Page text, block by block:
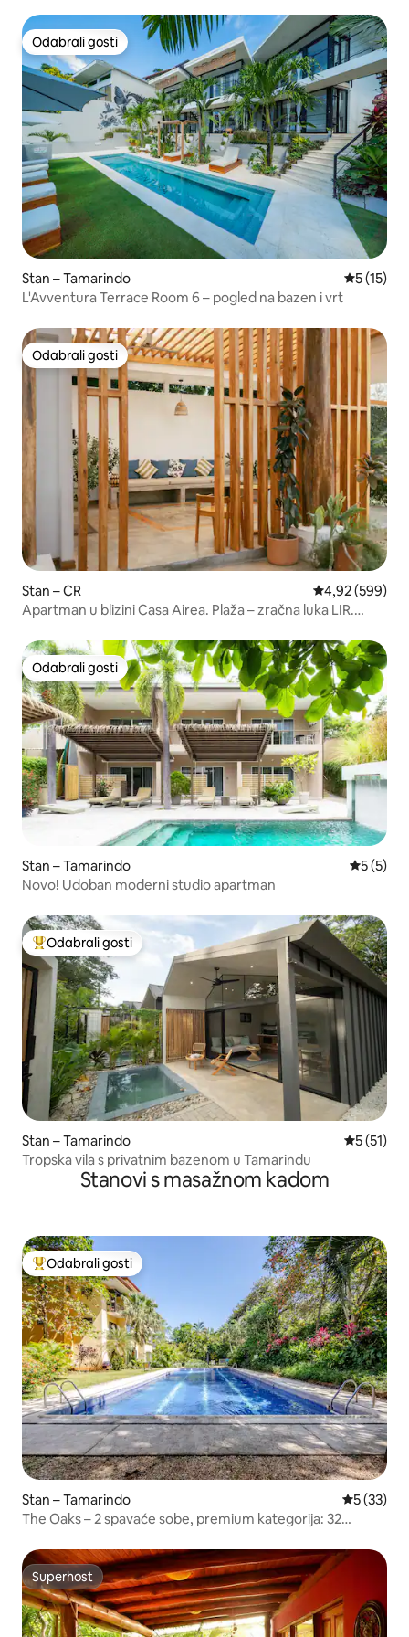
Odabrali gosti
Odabrali gosti
Stan – Tamarindo Prosječna
5 (15)
L'Avventura Terrace Room 6 – pogled na bazen i vrt
Odabrali gosti
Odabrali gosti
Stan – CR Prosječna
4,92 (599)
Apartman u blizini Casa Airea. Plaža – zračna luka LIR.
Odabrali gosti
Odabrali gosti
Stan – Tamarindo
5 (5)
Novo! Udoban moderni studio apartman
Među najviše rangiranima s oznakom „Odabrali gosti”
Odabrali gosti
Stan – Tamarindo Prosječna
5 (51)
Tropska vila s privatnim bazenom u Tamarindu
Stanovi s masažnom kadom
Među najviše rangiranima s oznakom „Odabrali gosti”
Odabrali gosti
Stan – Tamarindo Prosječna
5 (33)
The Oaks – 2 spavaće sobe, premium kategorija: 32
Superhost
Superhost